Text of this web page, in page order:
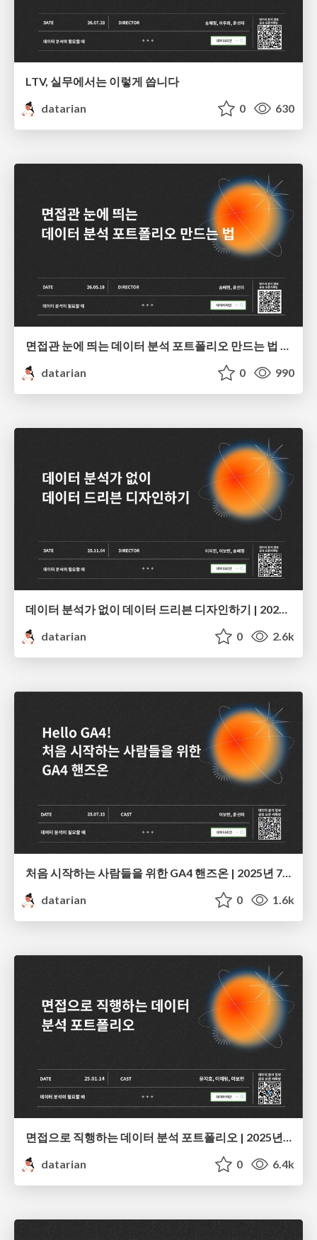
LTV, 실무에서는 이렇게 씁니다
datarian
0 630
datarian
0 990
데이터 분석가 없이 데이터 드리븐 디자인하기 | 2025년 11월 세미나
datarian
0 2.6k
처음 시작하는 사람들을 위한 GA4 핸즈온 | 2025년 7월 세미나
datarian
0 1.6k
면접으로 직행하는 데이터 분석 포트폴리오 | 2025년 1월 세미나
datarian
0 6.4k